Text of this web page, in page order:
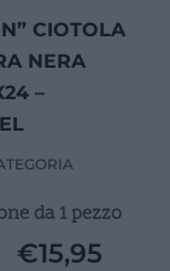
CIOTOLA
NERA
–
da 1 pezzo
€15,95